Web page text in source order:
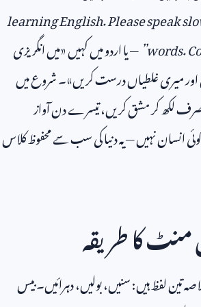
learning English. Please
”— یا اردو میں کہیں «میں انگریزی
غلطیاں درست کریں»۔ شروع میں
کر مشق کریں، تیسرے دن آواز
نہیں — یہ دنیا کی سب سے محفوظ کلاس
طریقہ
ہیں: سنیں، بولیں، دہرائیں۔ بیس